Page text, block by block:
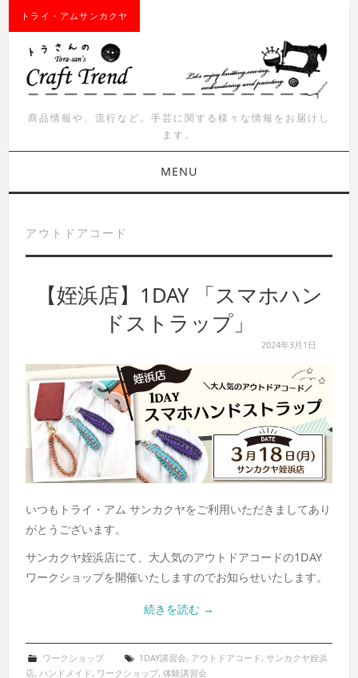
トライ・アムサンカクヤ
商品情報や、流行など。手芸に関する様々な情報をお届けし
ます。
MENU
商品紹介
イベント
アウトドアコード
【姪浜店】1DAY 「スマホハン
ドストラップ」
2024年3月1日
いつもトライ・アム サンカクヤをご利用いただきましてあり
がとうございます。
サンカクヤ姪浜店にて、大人気のアウトドアコードの1DAY
ワークショップを開催いたしますのでお知らせいたします。
続きを読む →
ワークショップ 1DAY講習会, アウトドアコード, サンカクヤ姪浜
店,ハンドメイド, ワークショップ,体験講習会